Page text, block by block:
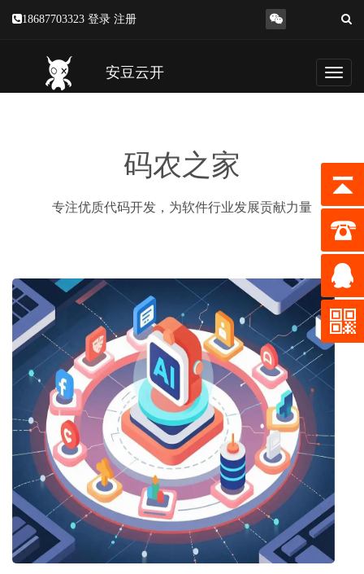
18687703323 登录 注册
Toggle
安豆云开
码农之家
专注优质代码开发，为软件行业发展贡献力量